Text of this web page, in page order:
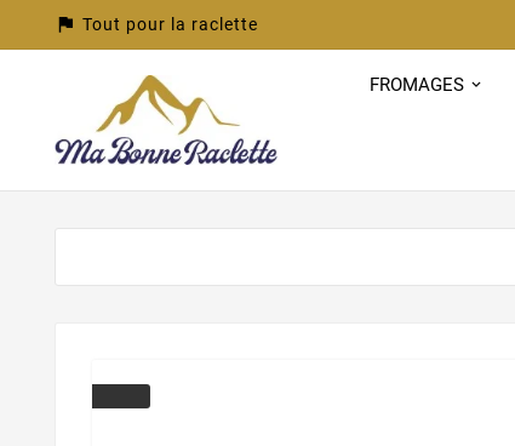
assistant_photo Tout pour la raclette
FROMAGES